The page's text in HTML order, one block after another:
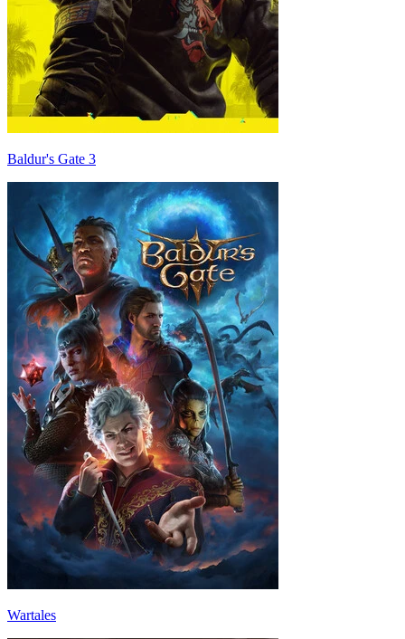
Baldur's Gate 3
Wartales